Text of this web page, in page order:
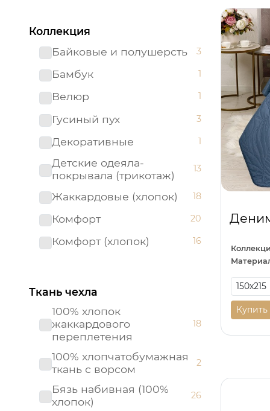
Коллекция
Байковые и полушерсть
3
Бамбук 1
Велюр 1
Гусиный пух 3
Декоративные 1
Детские одеяла-
покрывала (трикотаж)
13
Жаккардовые (хлопок) 18
Комфорт 20
Комфорт (хлопок) 16
(трикотаж)
Ортопедические 1
Отель
Пледы "Клетка" 6
Пледы из искусственного
меха
6
Ткань чехла
100% хлопок
жаккардового
переплетения
18
100% хлопчатобумажная
ткань с ворсом
2
Бязь набивная (100%
хлопок)
26
Купить